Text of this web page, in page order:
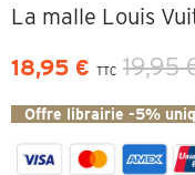
La malle Louis
18,95 € TTC 19,95
Offre librairie -5%